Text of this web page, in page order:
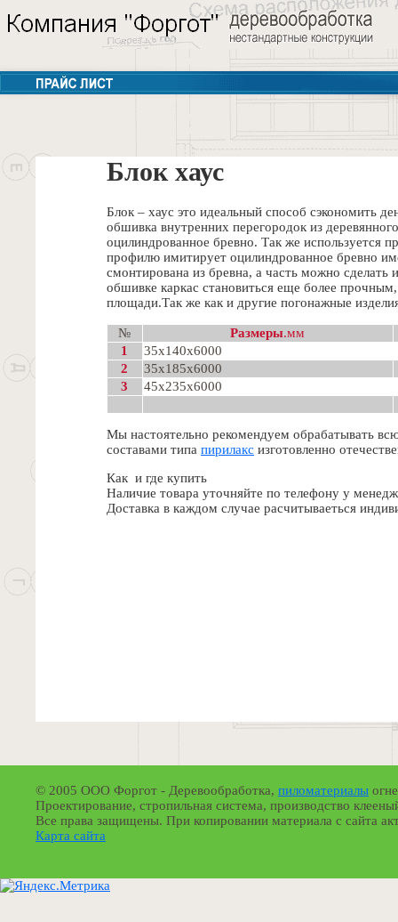
Блок хаус
Блок – хаус это идеальный способ сэкономить
обшивка внутренних перегородок из
оцилиндрованное бревно. Так же используется
профилю имитирует оцилиндрованное бревно
смонтирована из бревна, а часть можно
обшивке каркас становиться еще более
площади.Так же как и другие погонажные
№ Размеры.мм
1
35х140х6000
2
35х185х6000
3
45х235х6000
Мы настоятельно рекомендуем обрабатывать
составами типа пирилакс изготовленно
Как и где купить
Наличие товара уточняйте по телефону у
Доставка в каждом случае расчитываеться
© 2005 ООО Форгот - Деревообработка, пиломатериалы
Проектирование, стропильная система, производство
Все права защищены. При копировании материала с сайта
Карта сайта